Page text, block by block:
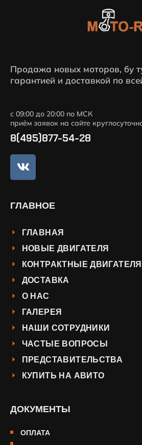
Продажа новых моторов, бу
гарантией и доставкой по
с 09:00 до 20:00 по МСК
приём заявок на сайте
8(495)877-54-28
ГЛАВНОЕ
ГЛАВНАЯ
НОВЫЕ ДВИГАТЕЛЯ
КОНТРАКТНЫЕ ДВИГАТЕЛЯ
ДОСТАВКА
О НАС
ГАЛЕРЕЯ
НАШИ СОТРУДНИКИ
ЧАСТЫЕ ВОПРОСЫ
ПРЕДСТАВИТЕЛЬСТВА
КУПИТЬ НА АВИТО
ДОКУМЕНТЫ
ОПЛАТА